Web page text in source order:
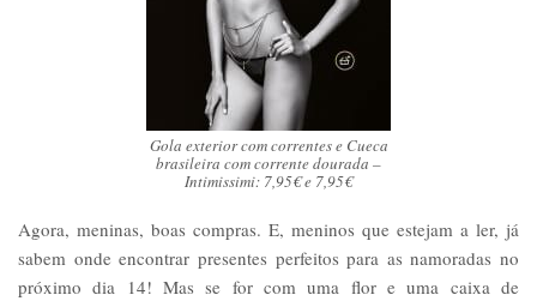
Gola exterior com correntes e Cueca
brasileira com corrente dourada –
Intimissimi: 7,95€ e 7,95€
Agora, meninas, boas compras. E, meninos que estejam a ler, já
sabem onde encontrar presentes perfeitos para as namoradas no
próximo dia 14! Mas se for com uma flor e uma caixa de